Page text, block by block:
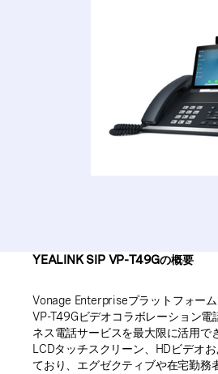
YEALINK SIP VP-T49Gの概要
Vonage Enterpriseプラットフォー
VP-T49Gビデオコラボレーション電
ネス電話サービスを最大限に活用で
LCDタッチスクリーン、HDビデオ
ており、エグゼクティブや在宅勤務